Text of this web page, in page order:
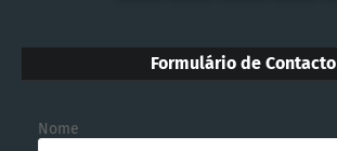
Formulário de Contacto
Nome